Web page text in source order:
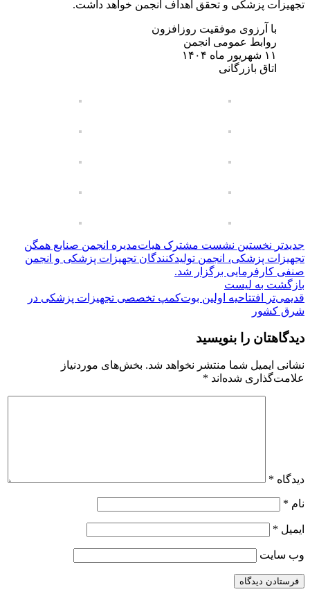
تجهیزات پزشکی و تحقق اهداف انجمن خواهد داشت.
با آرزوی موفقیت روزافزون
روابط عمومی انجمن
۱۱ شهریور ماه ۱۴۰۴
اتاق بازرگانی
جدیدتر نخستین نشست مشترک هیات‌مدیره انجمن صنایع همگن
تجهیزات پزشکی، انجمن تولیدکنندگان تجهیزات پزشکی و انجمن
صنفی کارفرمایی برگزار شد.
بازگشت به لیست
قدیمی‌تر
افتتاحیه اولین بوت‌کمپ تخصصی تجهیزات پزشکی در
شرق کشور
دیدگاهتان را بنویسید
نشانی ایمیل شما منتشر نخواهد شد. بخش‌های موردنیاز
علامت‌گذاری شده‌اند *
دیدگاه *
نام *
ایمیل *
وب‌ سایت